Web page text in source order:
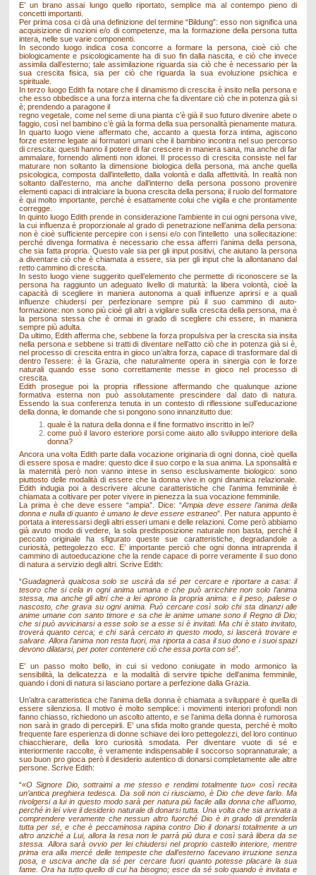
E’ un brano assai lungo quello riportato, semplice ma al contempo pieno di
concetti importanti.
Per prima cosa ci dà una definizione del termine “Bildung”: esso non significa una
acquisizione di nozioni e/o di competenze, ma la formazione della persona tutta
intera, nelle sue varie componenti.
In secondo luogo indica cosa concorre a formare la persona, cioè ciò che
biologicamente e psicologicamente ha di suo fin dalla nascita, e ciò che invece
assimila dall’esterno; tale assimilazione riguarda sia ciò che è necessario per la
sua crescita fisica, sia per ciò che riguarda la sua evoluzione psichica e
spirituale.
In terzo luogo Edith fa notare che il dinamismo di crescita è insito nella persona e
che esso obbedisce a una forza interna che fa diventare ciò che in potenza già si
è; prendendo a paragone il
regno vegetale, come nel seme di una pianta c’è già il suo futuro divenire abete o
faggio, così nel bambino c’è già la forma della sua personalità pienamente matura.
In quarto luogo viene affermato che, accanto a questa forza intima, agiscono
forze esterne legate ai formatori umani che il bambino incontra nel suo percorso
di crescita: questi hanno il potere di far crescere in maniera sana, ma anche di far
ammalare, fornendo alimenti non idonei. Il processo di crescita consiste nel far
maturare non soltanto la dimensione biologica della persona, ma anche quella
psicologica, composta dall’intelletto, dalla volontà e dalla affettività. In realtà non
soltanto dall’esterno, ma anche dall’interno della persona possono provenire
elementi capaci di intralciare la buona crescita della persona; il ruolo del formatore
è qui molto importante, perché è esattamente colui che vigila e che prontamente
corregge.
In quinto luogo Edith prende in considerazione l’ambiente in cui ogni persona vive,
la cui influenza è proporzionale al grado di penetrazione nell’anima della persona:
non è cioè sufficiente percepire con i sensi e/o con l’intelletto una sollecitazione:
perché divenga formativa è necessario che essa afferri l’anima della persona,
che sia fatta propria. Questo vale sia per gli input positivi, che aiutano la persona
a diventare ciò che è chiamata a essere, sia per gli input che la allontanano dal
retto cammino di crescita.
In sesto luogo viene suggerito quell’elemento che permette di riconoscere se la
persona ha raggiunto un adeguato livello di maturità: la libera volontà, cioè la
capacità di scegliere in maniera autonoma a quali influenze aprirsi e a quali
influenze chiudersi per perfezionare sempre più il suo cammino di auto-
formazione: non sono più cioè gli altri a vigilare sulla crescita della persona, ma è
la persona stessa che è ormai in grado di scegliere chi essere, in maniera
sempre più adulta.
Da ultimo, Edith afferma che, sebbene la forza propulsiva per la crescita sia insita
nella persona e sebbene si tratti di diventare nell’atto ciò che in potenza già si è,
nel processo di crescita entra in gioco un’altra forza, capace di trasformare dal di
dentro l’essere: è la Grazia, che naturalmente opera in sinergia con le forze
naturali quando esse sono correttamente messe in gioco nel processo di
crescita.
Edith prosegue poi la propria riflessione affermando che qualunque azione
formativa esterna non può assolutamente prescindere dal dato di natura.
Essendo la sua conferenza tenuta in un contesto di riflessione sull’educazione
della donna, le domande che si pongono sono innanzitutto due:
quale è la natura della donna e il fine formativo inscritto in lei?
come può il lavoro esteriore porsi come aiuto allo sviluppo interiore della
donna?
Ancora una volta Edith parte dalla vocazione originaria di ogni donna, cioè quella
di essere sposa e madre: questo dice il suo corpo e la sua anima. La sponsalità e
la maternità però non vanno intese in senso esclusivamente biologico: sono
piuttosto delle modalità di essere che la donna vive in ogni dinamica relazionale.
Edith indugia poi a descrivere alcune caratteristiche che l’anima femminile è
chiamata a coltivare per poter vivere in pienezza la sua vocazione femminile.
La prima è che deve essere “ampia”. Dice: “Ampia deve essere l’anima della
donna e nulla di quanto è umano le deve essere estraneo”. Per natura appunto è
portata a interessarsi degli altri esseri umani e delle relazioni. Come però abbiamo
già avuto modo di vedere, la sola predisposizione naturale non basta, perché il
peccato originale ha sfigurato queste sue caratteristiche, degradandole a
curiosità, pettegolezzo ecc. E’ importante perciò che ogni donna intraprenda il
cammino di autoeducazione che la rende capace di porre veramente il suo dono
di natura a servizio degli altri. Scrive Edith:
“Guadagnerà qualcosa solo se uscirà da sé per cercare e riportare a casa: il
tesoro che si cela in ogni anima umana e che può arricchire non solo l’anima
stessa, ma anche gli altri che a lei aprono la propria anima: e il peso, palese o
nascosto, che grava su ogni anima. Può cercare così solo chi sta dinanzi alle
anime umane con santo timore e sa che le anime umane sono il Regno di Dio;
che si può avvicinarsi a esse solo se a esse si è invitati. Ma chi è stato invitato,
troverà quanto cerca; e chi sarà cercato in questo modo, si lascerà trovare e
salvare. Allora l’anima non resta fuori, ma riporta a casa il suo dono e i suoi spazi
devono dilatarsi, per poter contenere ciò che essa porta con sé”.
E’ un passo molto bello, in cui si vedono coniugate in modo armonico la
sensibilità, la delicatezza e la modalità di servire tipiche dell’anima femminile,
quando i doni di natura si lasciano portare a perfezione dalla Grazia.
Un’altra caratteristica che l’anima della donna è chiamata a sviluppare è quella di
essere silenziosa. Il motivo è molto semplice: i movimenti interiori profondi non
fanno chiasso, richiedono un ascolto attento, e se l’anima della donna è rumorosa
non sarà in grado di percepirli. E’ una sfida molto grande questa, perché è molto
frequente fare esperienza di donne schiave dei loro pettegolezzi, del loro continuo
chiacchierare, della loro curiosità smodata. Per diventare vuote di sé e
interiormente raccolte, è veramente indispensabile il soccorso soprannaturale; a
suo buon pro gioca però il desiderio autentico di donarsi completamente alle altre
persone. Scrive Edith:
“«O Signore Dio, sottraimi a me stesso e rendimi totalmente tuo» così recita
un’antica preghiera tedesca. Da soli non ci riusciamo, è Dio che deve farlo. Ma
rivolgersi a lui in questo modo sarà per natura più facile alla donna che all’uomo,
perché in lei vive il desiderio naturale di donarsi tutta. Una volta che sia arrivata a
comprendere veramente che nessun altro fuorché Dio è in grado di prenderla
tutta per sé, e che è peccaminosa rapina contro Dio il donarsi totalmente a un
altro anziché a Lui, allora la resa non le parrà più dura e così sarà libera da se
stessa. Allora sarà ovvio per lei chiudersi nel proprio castello interiore, mentre
prima era alla mercé delle tempeste che dall’esterno facevano irruzione senza
posa, e usciva anche da sé per cercare fuori quanto potesse placare la sua
fame. Ora ha tutto quello di cui ha bisogno; esce da sé solo quando è invitata e